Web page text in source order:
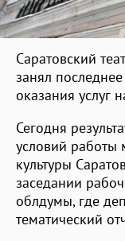
Саратовский
занял
оказания услуг
Сегодня
условий работы
культуры
заседании
облдумы, где
тематический